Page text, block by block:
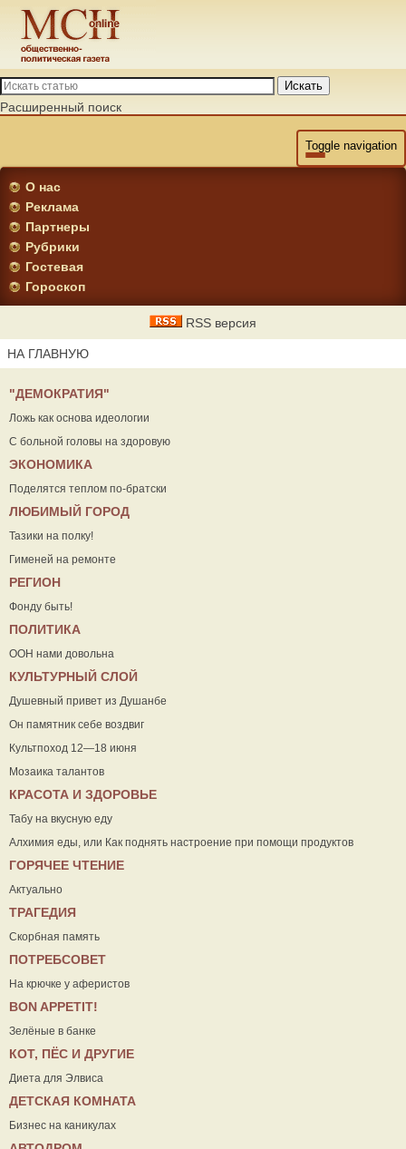
Искать
Расширенный поиск
Toggle navigation
О нас
Реклама
Партнеры
Рубрики
Гостевая
Гороскоп
RSS версия
НА ГЛАВНУЮ
"ДЕМОКРАТИЯ"
Ложь как основа идеологии
С больной головы на здоровую
ЭКОНОМИКА
Поделятся теплом по-братски
ЛЮБИМЫЙ ГОРОД
Тазики на полку!
Гименей на ремонте
РЕГИОН
Фонду быть!
ПОЛИТИКА
ООН нами довольна
КУЛЬТУРНЫЙ СЛОЙ
Душевный привет из Душанбе
Он памятник себе воздвиг
Культпоход 12—18 июня
Мозаика талантов
КРАСОТА И ЗДОРОВЬЕ
Табу на вкусную еду
Алхимия еды, или Как поднять настроение при помощи продуктов
ГОРЯЧЕЕ ЧТЕНИЕ
Актуально
ТРАГЕДИЯ
Скорбная память
ПОТРЕБСОВЕТ
На крючке у аферистов
ВON APPETIT!
Зелёные в банке
КОТ, ПЁС И ДРУГИЕ
Диета для Элвиса
ДЕТСКАЯ КОМНАТА
Бизнес на каникулах